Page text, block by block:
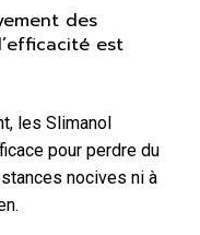
des
est
les Slimanol
pour perdre du
nocives ni à